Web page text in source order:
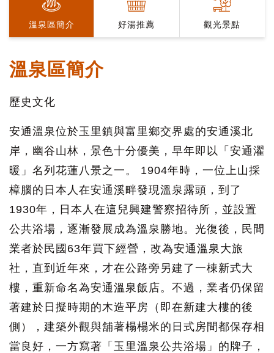
溫泉區簡介 好湯推薦 觀光景點
溫泉區簡介
歷史文化
安通溫泉位於玉里鎮與富里鄉交界處的安通溪北
岸，幽谷山林，景色十分優美，早年即以「安通濯
暖」名列花蓮八景之一。 1904年時，一位上山採
樟腦的日本人在安通溪畔發現溫泉露頭，到了
1930年，日本人在這兒興建警察招待所，並設置
公共浴場，逐漸發展成為溫泉勝地。光復後，民間
業者於民國63年買下經營，改為安通溫泉大旅
社，直到近年來，才在公路旁另建了一棟新式大
樓，重新命名為安通溫泉飯店。不過，業者仍保留
著建於日擬時期的木造平房（即在新建大樓的後
側），建築外觀與舖著榻榻米的日式房間都保存相
當良好，一方寫著「玉里溫泉公共浴場」的牌子，